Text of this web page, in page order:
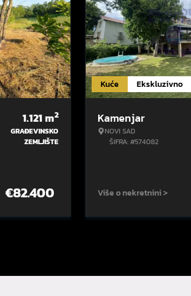
1.121m2
GRAĐEVINSKO
ZEMLJIŠTE
€82.400
Kuće Ekskluzivno
Kamenjar
NOVI SAD
ŠIFRA: #574082
Više o nekretnini >